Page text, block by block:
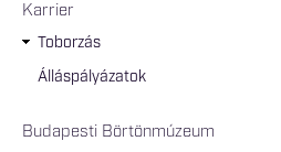
Karrier
Toborzás
Álláspályázatok
Budapesti Börtönmúzeum